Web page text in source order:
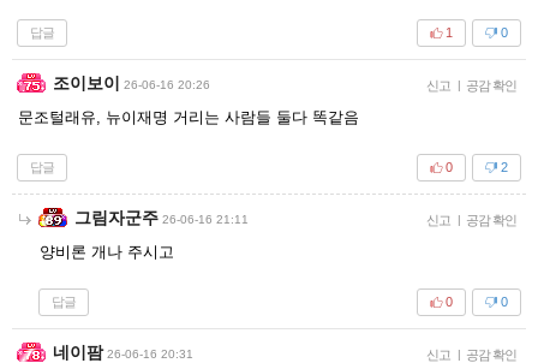
답글 0
1
조이보이 26-06-16 20:26 신고 | 공감 확인
문조털래유, 뉴이재명 거리는 사람들 둘다 똑같음
답글 2
0
그림자군주 26-06-16 21:11 신고 | 공감 확인
양비론 개나 주시고
답글 0
0
네이팜 26-06-16 20:31 신고 | 공감 확인